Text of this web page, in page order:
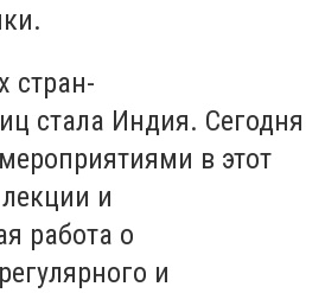
стран-
стала Индия. Сегодня
в этот
и
работа о
и